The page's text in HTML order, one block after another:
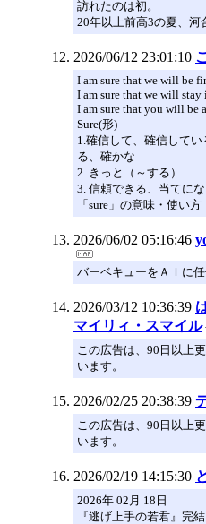
訪れたのは初。
20年以上前高3の夏、河
2026/06/12 23:01:10
I am sure that we will be
I am sure that we will stay
I am sure that you will be
Sure(形)
1.確信して、確信して
る、確かな
2. きっと（～する）
3. 信頼できる、当てに
「sure」の意味・使い方
2026/06/02 05:16:46
バーベキューをＡＩに
2026/03/12 10:36:39
マイリィ・スマイル
この広告は、90日以上
います。
2026/02/25 20:38:39
この広告は、90日以上
います。
2026/02/19 14:15:30
2026年 02月 18日
『逃げ上手の若君』完